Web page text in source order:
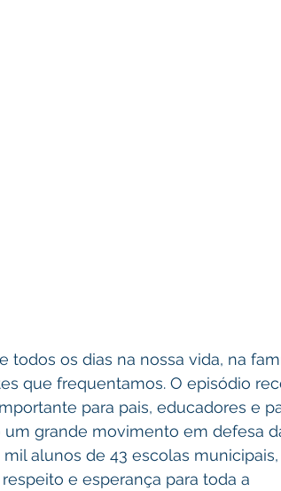
todos os dias na nossa vida, na
que frequentamos. O episódio
para pais, educadores e
grande movimento em defesa
alunos de 43 escolas municipais,
e esperança para toda a